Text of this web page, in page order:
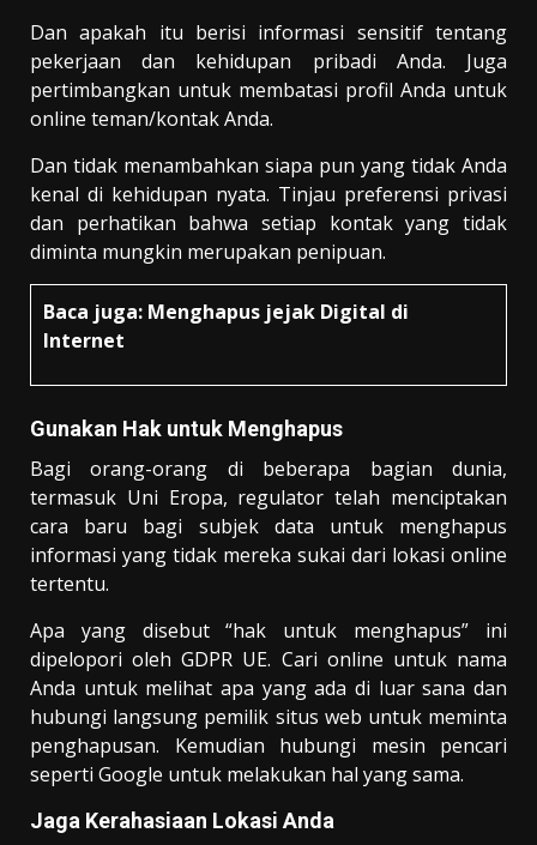
Dan apakah itu berisi informasi sensitif tentang
pekerjaan dan kehidupan pribadi Anda. Juga
pertimbangkan untuk membatasi profil Anda untuk
online teman/kontak Anda.
Dan tidak menambahkan siapa pun yang tidak Anda
kenal di kehidupan nyata. Tinjau preferensi privasi
dan perhatikan bahwa setiap kontak yang tidak
diminta mungkin merupakan penipuan.
Baca juga: Menghapus jejak Digital di
Internet
Gunakan Hak untuk Menghapus
Bagi orang-orang di beberapa bagian dunia,
termasuk Uni Eropa, regulator telah menciptakan
cara baru bagi subjek data untuk menghapus
informasi yang tidak mereka sukai dari lokasi online
tertentu.
Apa yang disebut “hak untuk menghapus” ini
dipelopori oleh GDPR UE. Cari online untuk nama
Anda untuk melihat apa yang ada di luar sana dan
hubungi langsung pemilik situs web untuk meminta
penghapusan. Kemudian hubungi mesin pencari
seperti Google untuk melakukan hal yang sama.
Jaga Kerahasiaan Lokasi Anda